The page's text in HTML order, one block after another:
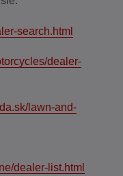
search.html
dealer-
lawn-and-
dealer-list.html